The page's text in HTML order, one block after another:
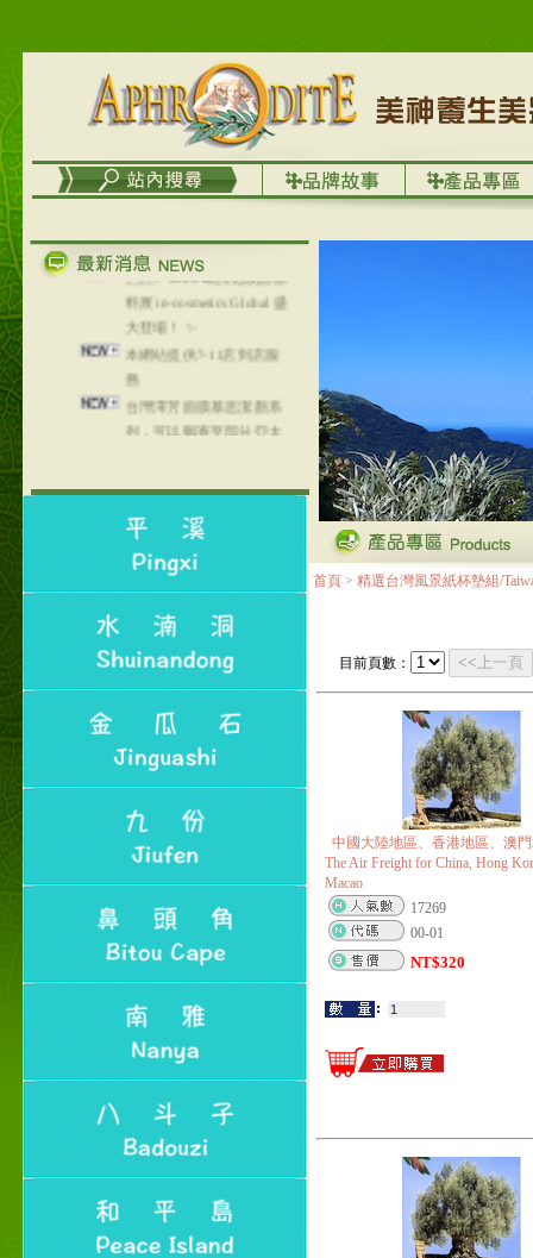
🇫🇷✨ 2026 歐洲化妝品原
料展 in-cosmetics Global 盛
大登場！ ✨
本網站提供7-11店到店服
台灣澤芳面膜慕思潔顏系
地區～
取件者，歡迎多多使用
【郵局i郵箱】的服務喔～
【i郵箱】設立的地點，請
進入內頁連結～
成功加入
Line@aphrodite2020 24小
時線上服務不打烊！
本站支援台灣Pay
和葛堡國際有限公司任何
合作關係
本站支援支付宝
陆运费不限重量，调降为
NT$320(RMB￥71.00)
首頁 > 精選台灣風景紙杯墊組/
目前頁數： <<上一頁
中國大陸地區、香港地區、澳
The Air Freight for China, Hong
Macao
17269
00-01
NT$320